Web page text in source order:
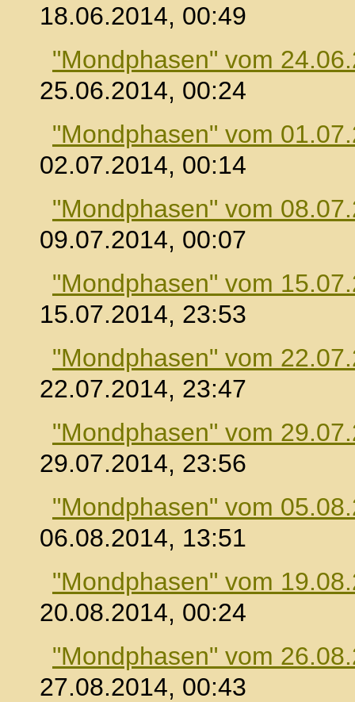
18.06.2014, 00:49
"Mondphasen" vom
25.06.2014, 00:24
"Mondphasen" vom
02.07.2014, 00:14
"Mondphasen" vom
09.07.2014, 00:07
"Mondphasen" vom
15.07.2014, 23:53
"Mondphasen" vom
22.07.2014, 23:47
"Mondphasen" vom
29.07.2014, 23:56
"Mondphasen" vom
06.08.2014, 13:51
"Mondphasen" vom
20.08.2014, 00:24
"Mondphasen" vom
27.08.2014, 00:43